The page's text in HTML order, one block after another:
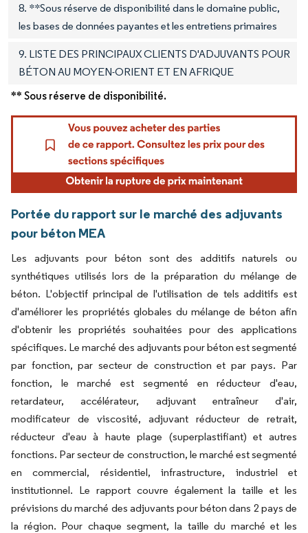
8. **Sous réserve de disponibilité dans le domaine public,
les bases de données payantes et les entretiens primaires
9. LISTE DES PRINCIPAUX CLIENTS D'ADJUVANTS POUR
BÉTON AU MOYEN-ORIENT ET EN AFRIQUE
** Sous réserve de disponibilité.
Portée du rapport sur le marché des adjuvants
pour béton MEA
Les adjuvants pour béton sont des additifs naturels ou
synthétiques utilisés lors de la préparation du mélange de
béton. L'objectif principal de l'utilisation de tels additifs est
d'améliorer les propriétés globales du mélange de béton afin
d'obtenir les propriétés souhaitées pour des applications
spécifiques. Le marché des adjuvants pour béton est segmenté
par fonction, par secteur de construction et par pays. Par
fonction, le marché est segmenté en réducteur d'eau,
retardateur, accélérateur, adjuvant entraîneur d'air,
modificateur de viscosité, adjuvant réducteur de retrait,
réducteur d'eau à haute plage (superplastifiant) et autres
fonctions. Par secteur de construction, le marché est segmenté
en commercial, résidentiel, infrastructure, industriel et
institutionnel. Le rapport couvre également la taille et les
prévisions du marché des adjuvants pour béton dans 2 pays de
la région. Pour chaque segment, la taille du marché et les